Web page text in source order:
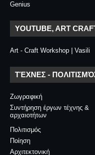
Genius
YOUTUBE, ART
Art - Craft Workshop | Vasili
ΤΈΧΝΕΣ -
Ζωγραφική
Συντήρηση έργων τέχνης &
αρχαιοτήτων
Πολιτισμός
Ποίηση
Αρχιτεκτονική